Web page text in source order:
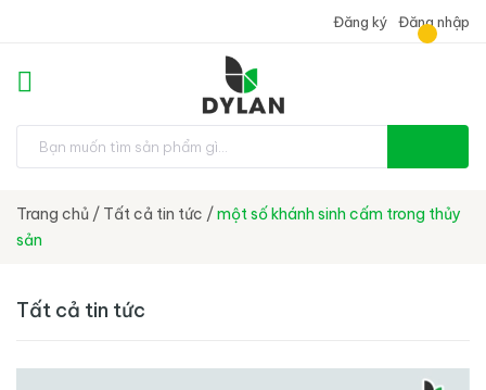
Đăng ký Đăng nhập
Trang chủ / Tất cả tin tức /một số khánh sinh cấm trong thủy
sản
Tất cả tin tức